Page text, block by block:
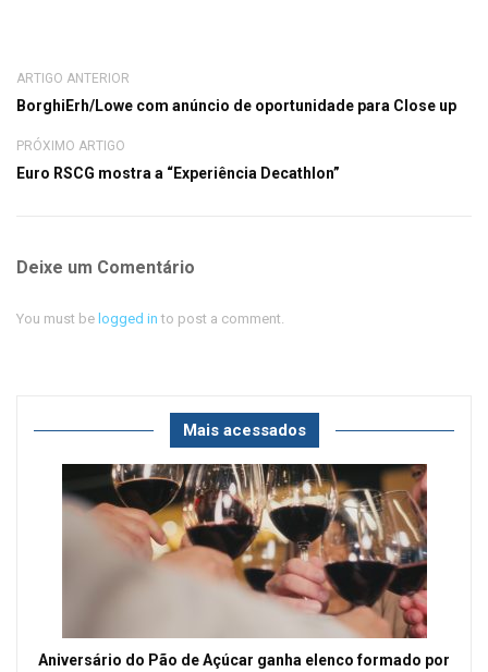
ARTIGO ANTERIOR
BorghiErh/Lowe com anúncio de oportunidade para Close up
PRÓXIMO ARTIGO
Euro RSCG mostra a “Experiência Decathlon”
Deixe um Comentário
You must be logged in to post a comment.
Mais acessados
Aniversário do Pão de Açúcar ganha elenco formado por